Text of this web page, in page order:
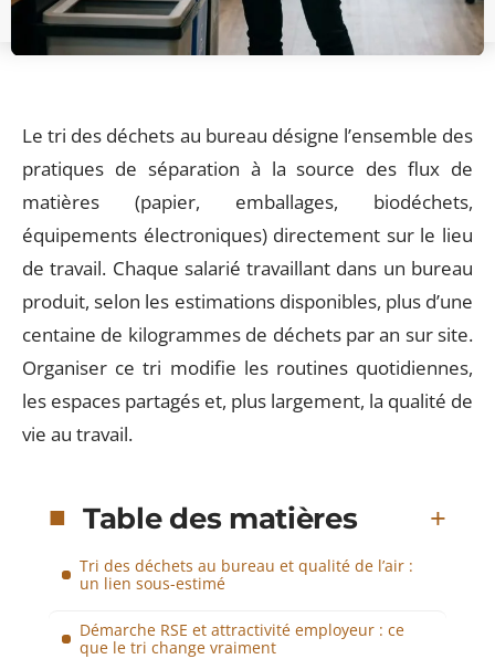
Le tri des déchets au bureau désigne l’ensemble des
pratiques de séparation à la source des flux de
matières (papier, emballages, biodéchets,
équipements électroniques) directement sur le lieu
de travail. Chaque salarié travaillant dans un bureau
produit, selon les estimations disponibles, plus d’une
centaine de kilogrammes de déchets par an sur site.
Organiser ce tri modifie les routines quotidiennes,
les espaces partagés et, plus largement, la qualité de
vie au travail.
Table des matières
Tri des déchets au bureau et qualité de l’air :
un lien sous-estimé
Démarche RSE et attractivité employeur : ce
que le tri change vraiment